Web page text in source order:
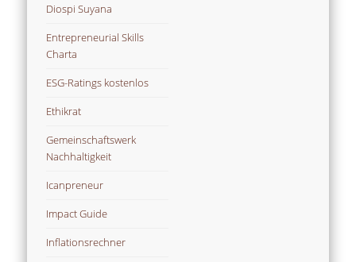
Diospi Suyana
Entrepreneurial Skills
Charta
ESG-Ratings kostenlos
Ethikrat
Gemeinschaftswerk
Nachhaltigkeit
Icanpreneur
Impact Guide
Inflationsrechner